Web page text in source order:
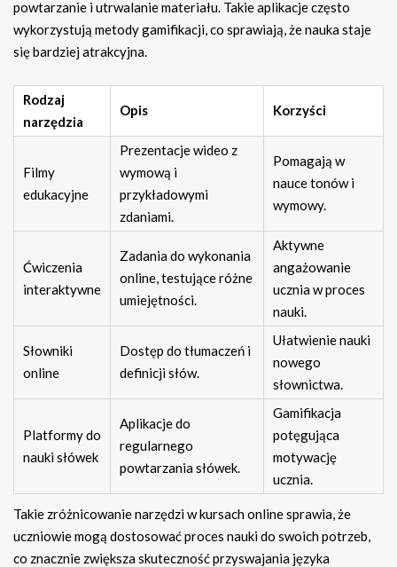
powtarzanie i utrwalanie materiału. Takie aplikacje często
wykorzystują metody gamifikacji, co sprawiają, że nauka staje
się bardziej atrakcyjna.
Rodzaj
narzędzia
Opis Korzyści
Filmy
edukacyjne
Prezentacje wideo z
wymową i
przykładowymi
zdaniami.
Pomagają w
nauce tonów i
wymowy.
Ćwiczenia
interaktywne
Zadania do wykonania
online, testujące różne
umiejętności.
Aktywne
angażowanie
ucznia w proces
nauki.
Słowniki
online
Dostęp do tłumaczeń i
definicji słów.
Ułatwienie nauki
nowego
słownictwa.
Platformy do
nauki słówek
Aplikacje do
regularnego
powtarzania słówek.
Gamifikacja
potęgująca
motywację
ucznia.
Takie zróżnicowanie narzędzi w kursach online sprawia, że
uczniowie mogą dostosować proces nauki do swoich potrzeb,
co znacznie zwiększa skuteczność przyswajania języka